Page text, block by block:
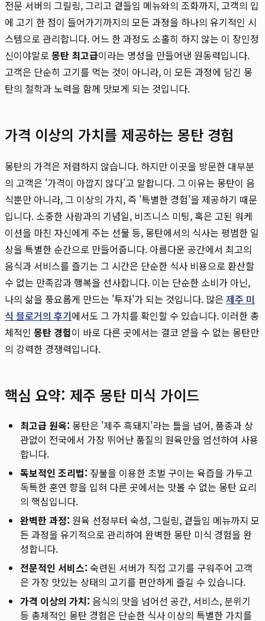
전문 서버의 그릴링, 그리고 곁들임 메뉴와의 조화까지, 고객의 입
에 고기 한 점이 들어가기까지의 모든 과정을 하나의 유기적인 시
스템으로 관리합니다. 어느 한 과정도 소홀히 하지 않는 이 장인정
신이야말로 몽탄 최고급이라는 명성을 만들어낸 원동력입니다.
고객은 단순히 고기를 먹는 것이 아니라, 이 모든 과정에 담긴 몽
탄의 철학과 노력을 함께 맛보게 되는 것입니다.
가격 이상의 가치를 제공하는 몽탄 경험
몽탄의 가격은 저렴하지 않습니다. 하지만 이곳을 방문한 대부분
의 고객은 '가격이 아깝지 않다'고 말합니다. 그 이유는 몽탄이 음
식뿐만 아니라, 그 이상의 가치, 즉 '특별한 경험'을 제공하기 때문
입니다. 소중한 사람과의 기념일, 비즈니스 미팅, 혹은 고된 워케
이션을 마친 자신에게 주는 선물 등, 몽탄에서의 식사는 평범한 일
상을 특별한 순간으로 만들어줍니다. 아름다운 공간에서 최고의
음식과 서비스를 즐기는 그 시간은 단순한 식사 비용으로 환산할
수 없는 만족감과 행복을 선사합니다. 이는 단순한 소비가 아닌,
나의 삶을 풍요롭게 만드는 '투자'가 되는 것입니다. 많은 제주 미
식 블로거의 후기에서도 그 가치를 확인할 수 있습니다. 이러한 총
체적인 몽탄 경험이 바로 다른 곳에서는 결코 얻을 수 없는 몽탄만
의 강력한 경쟁력입니다.
핵심 요약: 제주 몽탄 미식 가이드
최고급 원육: 몽탄은 '제주 흑돼지'라는 틀을 넘어, 품종과 상
관없이 전국에서 가장 뛰어난 품질의 원육만을 엄선하여 사용
합니다.
독보적인 조리법: 짚불을 이용한 초벌 구이는 육즙을 가두고
독특한 훈연 향을 입혀 다른 곳에서는 맛볼 수 없는 몽탄 요리
의 핵심입니다.
완벽한 과정: 원육 선정부터 숙성, 그릴링, 곁들임 메뉴까지 모
든 과정을 유기적으로 관리하여 완벽한 몽탄 미식 경험을 완
성합니다.
전문적인 서비스: 숙련된 서버가 직접 고기를 구워주어 고객
은 가장 맛있는 상태의 고기를 편안하게 즐길 수 있습니다.
가격 이상의 가치: 음식의 맛을 넘어선 공간, 서비스, 분위기
등 총체적인 몽탄 경험은 단순한 식사 이상의 특별한 가치를